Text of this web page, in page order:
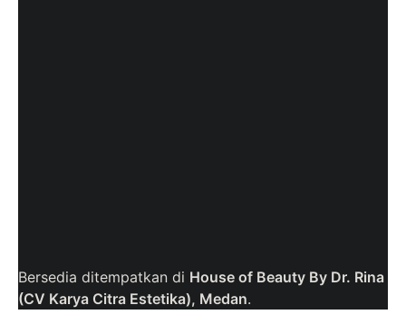
Bersedia ditempatkan di House of Beauty By Dr. Rina
(CV Karya Citra Estetika), Medan.